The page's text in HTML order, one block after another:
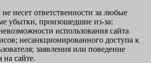
несет ответственности за любые
убытки, произошедшие из-за:
использования сайта
несанкционированного доступа к
заявления или поведение
на сайте.